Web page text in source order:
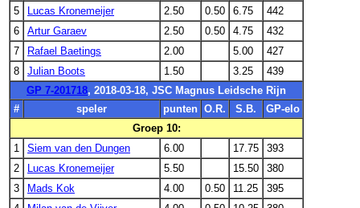
5
Lucas Kronemeijer 2.50 0.50 6.75
442
6
Artur Garaev 2.50 0.50 4.75
432
7
Rafael Baetings 2.00 5.00
427
8
Julian Boots 1.50 3.25
439
GP 7-201718, 2018-03-18, JSC Magnus Leidsche Rijn
#
speler punten O.R. S.B.
GP-elo
Groep 10:
1
Siem van den Dungen 6.00 17.75
393
2
Lucas Kronemeijer 5.50 15.50
380
3
Mads Kok 4.00 0.50 11.25
395